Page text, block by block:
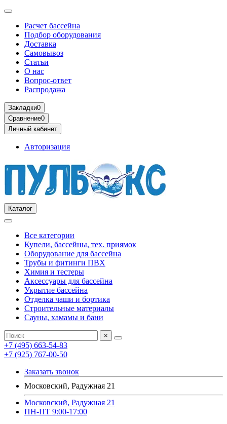
Расчет бассейна
Подбор оборудования
Доставка
Самовывоз
Статьи
О нас
Вопрос-ответ
Распродажа
Закладки0
Сравнение0
Личный кабинет
Авторизация
Каталог
Все категории
Купели, бассейны, тех. приямок
Оборудование для бассейна
Трубы и фитинги ПВХ
Химия и тестеры
Аксессуары для бассейна
Укрытие бассейна
Отделка чаши и бортика
Строительные материалы
Сауны, хамамы и бани
×
+7 (495) 663-54-83
+7 (925) 767-00-50
Заказать звонок
Московский, Радужная 21
Московский, Радужная 21
ПН-ПТ 9:00-17:00